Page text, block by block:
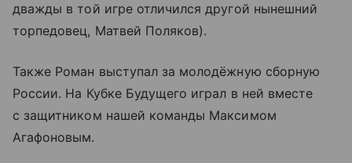
дважды в той игре отличился другой нынешний
торпедовец, Матвей Поляков).
Также Роман выступал за молодёжную сборную
России. На Кубке Будущего играл в ней вместе
с защитником нашей команды Максимом
Агафоновым.